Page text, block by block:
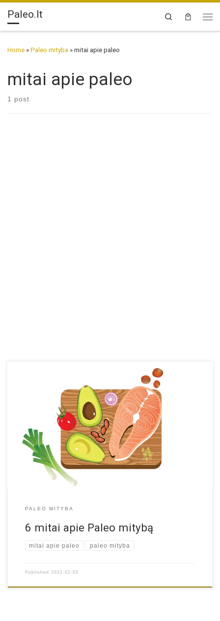
Skip to content
Paleo.lt
Search
Home » Paleo mityba » mitai apie paleo
mitai apie paleo
1 post
Dabar kaip niekad ankščiau beveik bet kokia informacija pasidarė
ypač lengvai prieinama. Kiekvienas internetinis puslapis, treneriai,
dietologai, šeimos nariai ar draugai turi savo nuomonę ar
patarimus apie maistą. Tarp tiek daug informacijos lengva
pasiklysti. O ypač lengva pasiklysti tarp klaidingos informacijos.
Paleo mityba nėra išimtis. Daugelis žmonių skeptiškai vertina bet
PALEO MITYBA
6 mitai apie Paleo mitybą
mitai apie paleo paleo mityba
Published 2021-02-02